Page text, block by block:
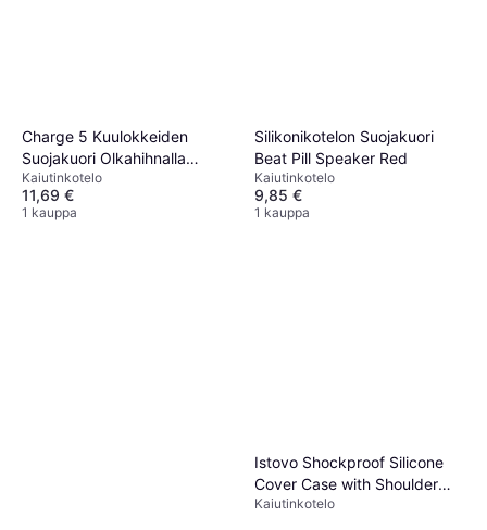
Charge 5 Kuulokkeiden
Suojakuori Olkahihnalla
Musta
Kaiutinkotelo
11,69 €
1 kauppa
Silikonikotelon Suojakuori
Beat Pill Speaker Red
Kaiutinkotelo
9,85 €
1 kauppa
Istovo Shockproof Silicone
Cover Case with Shoulder
Strap
Kaiutinkotelo